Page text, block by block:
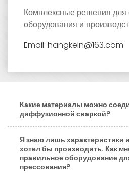
Комплексные решения
оборудования и
Email: hangkeln@163.com
Какие материалы можно
диффузионной сваркой?
Я знаю лишь характеристики
хотел бы производить. Как
правильное оборудование
прессования?